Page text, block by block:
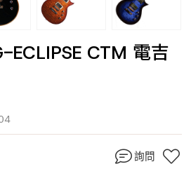
CTM 電吉
詢問